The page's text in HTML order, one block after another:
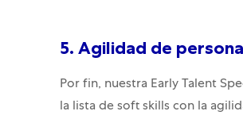
5. Agilidad de
Por fin, nuestra Early Talent
la lista de soft skills con la